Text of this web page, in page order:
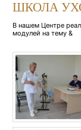
ШКОЛА
В нашем Центре
модулей на тему &